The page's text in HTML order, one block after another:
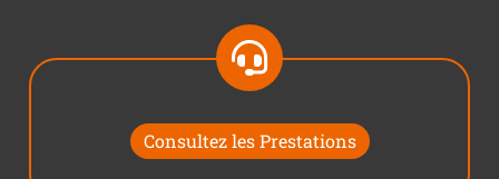
Consultez les Prestations